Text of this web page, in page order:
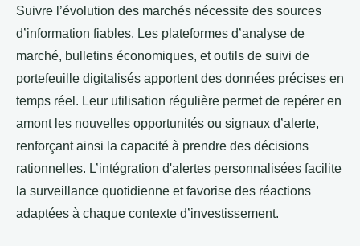
Suivre l’évolution des marchés nécessite des sources
d’information fiables. Les plateformes d’analyse de
marché, bulletins économiques, et outils de suivi de
portefeuille digitalisés apportent des données précises en
temps réel. Leur utilisation régulière permet de repérer en
amont les nouvelles opportunités ou signaux d’alerte,
renforçant ainsi la capacité à prendre des décisions
rationnelles. L’intégration d'alertes personnalisées facilite
la surveillance quotidienne et favorise des réactions
adaptées à chaque contexte d’investissement.